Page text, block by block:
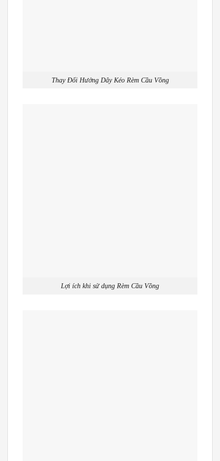
Thay Đổi Hướng Dây Kéo Rèm Cầu Vồng
Lợi ích khi sử dụng Rèm Cầu Vồng